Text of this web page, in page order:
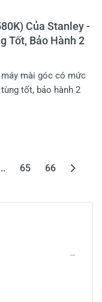
Của Stanley -
Tốt, Bảo Hành 2
mài góc có mức
tốt, bảo hành 2
65 66